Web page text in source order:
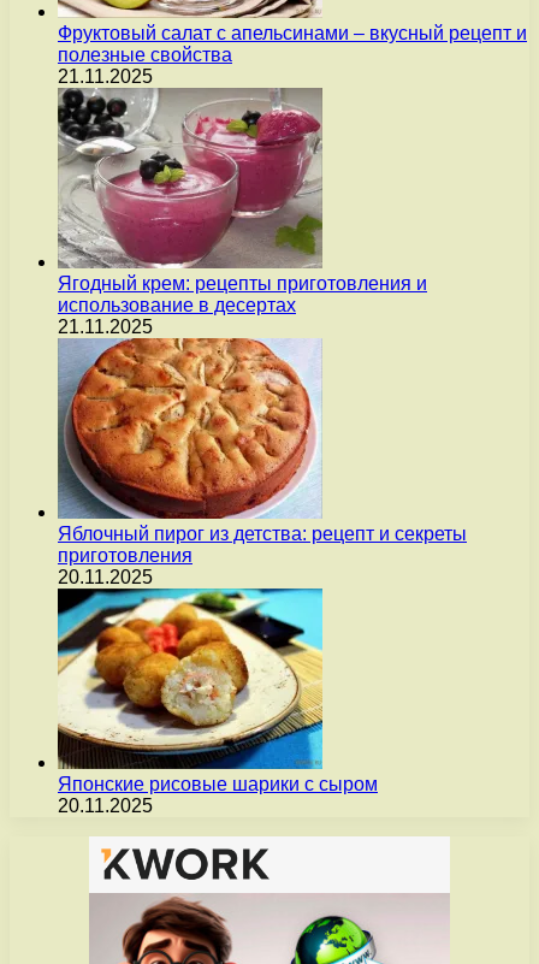
Фруктовый салат с апельсинами – вкусный рецепт и
полезные свойства
21.11.2025
Ягодный крем: рецепты приготовления и
использование в десертах
21.11.2025
Яблочный пирог из детства: рецепт и секреты
приготовления
20.11.2025
Японские рисовые шарики с сыром
20.11.2025